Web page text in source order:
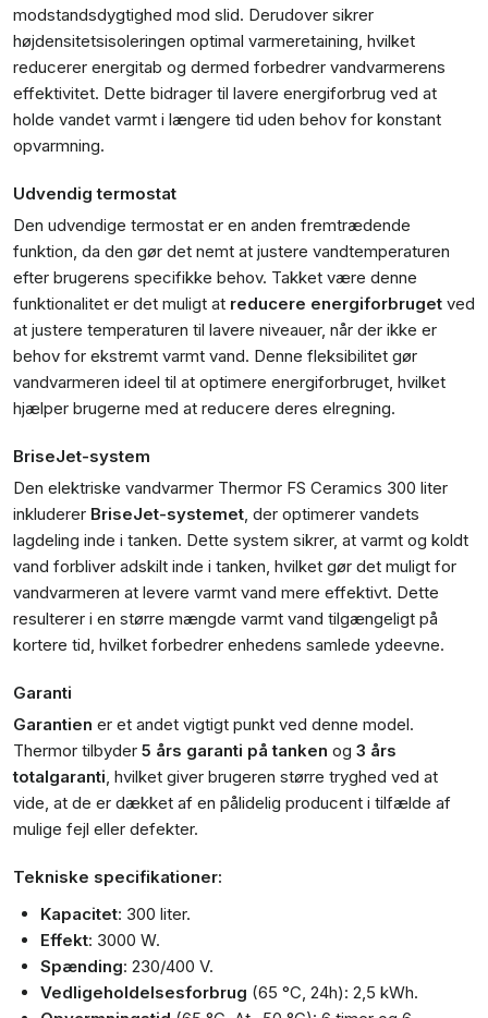
modstandsdygtighed mod slid. Derudover sikrer
højdensitetsisoleringen optimal varmeretaining, hvilket
reducerer energitab og dermed forbedrer vandvarmerens
effektivitet. Dette bidrager til lavere energiforbrug ved at
holde vandet varmt i længere tid uden behov for konstant
opvarmning.
Udvendig termostat
Den udvendige termostat er en anden fremtrædende
funktion, da den gør det nemt at justere vandtemperaturen
efter brugerens specifikke behov. Takket være denne
funktionalitet er det muligt at reducere energiforbruget ved
at justere temperaturen til lavere niveauer, når der ikke er
behov for ekstremt varmt vand. Denne fleksibilitet gør
vandvarmeren ideel til at optimere energiforbruget, hvilket
hjælper brugerne med at reducere deres elregning.
BriseJet-system
Den elektriske vandvarmer Thermor FS Ceramics 300 liter
inkluderer BriseJet-systemet, der optimerer vandets
lagdeling inde i tanken. Dette system sikrer, at varmt og koldt
vand forbliver adskilt inde i tanken, hvilket gør det muligt for
vandvarmeren at levere varmt vand mere effektivt. Dette
resulterer i en større mængde varmt vand tilgængeligt på
kortere tid, hvilket forbedrer enhedens samlede ydeevne.
Garanti
Garantien er et andet vigtigt punkt ved denne model.
Thermor tilbyder 5 års garanti på tanken og 3 års
totalgaranti, hvilket giver brugeren større tryghed ved at
vide, at de er dækket af en pålidelig producent i tilfælde af
mulige fejl eller defekter.
Tekniske specifikationer:
Kapacitet: 300 liter.
Effekt: 3000 W.
Spænding: 230/400 V.
Vedligeholdelsesforbrug (65 °C, 24h): 2,5 kWh.